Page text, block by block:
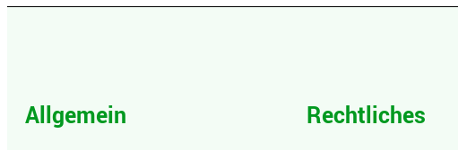
Allgemein Rechtliches